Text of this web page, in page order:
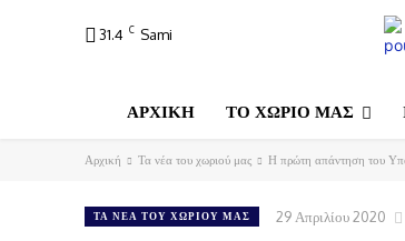
31.4 C Sami
ΑΡΧΙΚΗ ΤΟ ΧΩΡΙΟ ΜΑΣ
Αρχική Τα νέα του χωριού μας Η πρώτη απάντηση του
ΤΑ ΝΈΑ ΤΟΥ ΧΩΡΙΟΎ ΜΑΣ 29 Απριλίου 2020